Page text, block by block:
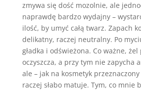
zmywa się dość mozolnie, ale
naprawdę bardzo wydajny –
ilość, by umyć całą twarz. Zapach
delikatny, raczej neutralny. Po
gładka i odświeżona. Co ważne, żel
oczyszcza, a przy tym nie zapycha
ale – jak na kosmetyk
raczej słabo matuje. Tym, co mnie